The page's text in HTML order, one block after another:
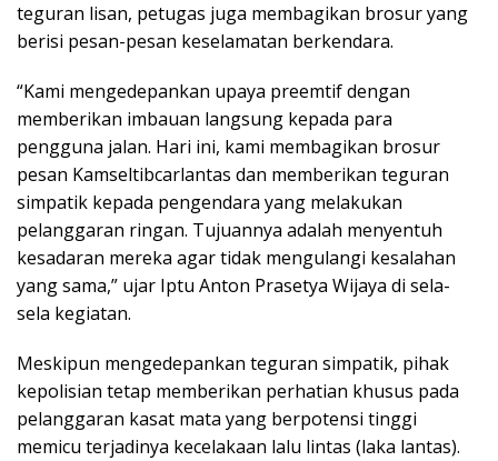
teguran lisan, petugas juga membagikan brosur yang
berisi pesan-pesan keselamatan berkendara.
“Kami mengedepankan upaya preemtif dengan
memberikan imbauan langsung kepada para
pengguna jalan. Hari ini, kami membagikan brosur
pesan Kamseltibcarlantas dan memberikan teguran
simpatik kepada pengendara yang melakukan
pelanggaran ringan. Tujuannya adalah menyentuh
kesadaran mereka agar tidak mengulangi kesalahan
yang sama,” ujar Iptu Anton Prasetya Wijaya di sela-
sela kegiatan.
Meskipun mengedepankan teguran simpatik, pihak
kepolisian tetap memberikan perhatian khusus pada
pelanggaran kasat mata yang berpotensi tinggi
memicu terjadinya kecelakaan lalu lintas (laka lantas).